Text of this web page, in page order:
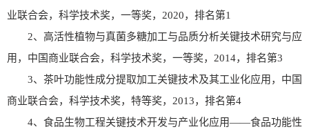
业联合会，科学技术奖，一等奖，2020，排名第1
2、高活性植物与真菌多糖加工与品质分析关键技术研究与应
用，中国商业联合会，科学技术奖，一等奖，2014，排名第3
3、茶叶功能性成分提取加工关键技术及其工业化应用，中国
商业联合会，科学技术奖，特等奖，2013，排名第4
4、食品生物工程关键技术开发与产业化应用——食品功能性